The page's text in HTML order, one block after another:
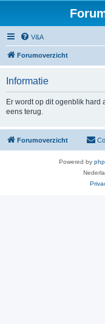
V&A
Forumoverzicht
Informatie
Er wordt op dit ogenblik hard
eens terug.
Forumoverzicht
Powered by